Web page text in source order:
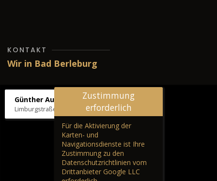
KONTAKT
Wir in Bad Berleburg
Günther Autos & Service
Limburgstraße 39, 57319 Bad Berleburg
Zustimmung
erforderlich
Für die Aktivierung der
Karten- und
Navigationsdienste ist Ihre
Zustimmung zu den
Datenschutzrichtlinien vom
Drittanbieter Google LLC